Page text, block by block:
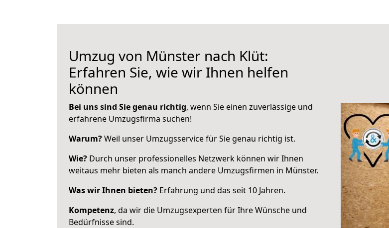
Umzug von Münster nach Klüt:
Erfahren Sie, wie wir Ihnen helfen
können
Bei uns sind Sie genau richtig, wenn Sie einen zuverlässige und
erfahrene Umzugsfirma suchen!
Warum?Weil unser Umzugsservice für Sie genau richtig ist.
Wie? Durch unser professionelles Netzwerk können wir Ihnen
weitaus mehr bieten als manch andere Umzugsfirmen in Münster.
Was wir Ihnen bieten? Erfahrung und das seit 10 Jahren.
Kompetenz, da wir die Umzugsexperten für Ihre Wünsche und
Bedürfnisse sind.